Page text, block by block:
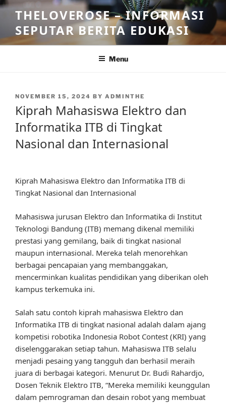
Skip
content
THELOVEROSE – INFORMASI
SEPUTAR BERITA EDUKASI
Menu
POSTED
ON
NOVEMBER 15, 2024 BY ADMINTHE
Kiprah Mahasiswa Elektro dan
Informatika ITB di Tingkat
Nasional dan Internasional
Kiprah Mahasiswa Elektro dan Informatika ITB di
Tingkat Nasional dan Internasional
Mahasiswa jurusan Elektro dan Informatika di Institut
Teknologi Bandung (ITB) memang dikenal memiliki
prestasi yang gemilang, baik di tingkat nasional
maupun internasional. Mereka telah menorehkan
berbagai pencapaian yang membanggakan,
mencerminkan kualitas pendidikan yang diberikan oleh
kampus terkemuka ini.
Salah satu contoh kiprah mahasiswa Elektro dan
Informatika ITB di tingkat nasional adalah dalam ajang
kompetisi robotika Indonesia Robot Contest (KRI) yang
diselenggarakan setiap tahun. Mahasiswa ITB selalu
menjadi pesaing yang tangguh dan berhasil meraih
juara di berbagai kategori. Menurut Dr. Budi Rahardjo,
Dosen Teknik Elektro ITB, “Mereka memiliki keunggulan
dalam pemrograman dan desain robot yang membuat